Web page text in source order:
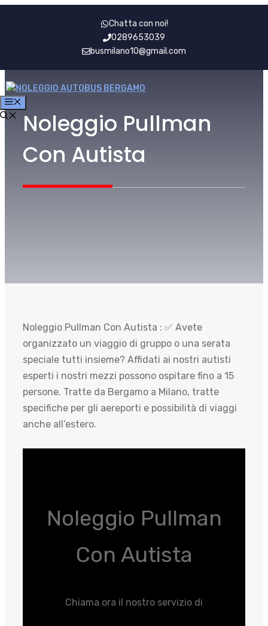
Chatta con noi!
0289653039
busmilano10@gmail.com
Noleggio Pullman
Con Autista
Noleggio Pullman Con Autista : ✅ Avete
organizzato un viaggio di gruppo o una serata
speciale tutti insieme? Affidati ai nostri autisti
esperti i nostri mezzi possono ospitare fino a 15
persone. Tratte da Bergamo a Milano, tratte
specifiche per gli aereporti e possibilità di viaggi
anche all’estero.
Noleggio Pullman
Con Autista
Chiama ora il nostro servizio di